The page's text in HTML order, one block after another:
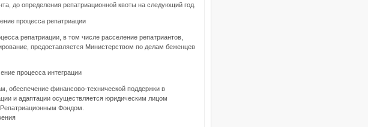
до определения репатриационной квоты на следующий год.
процесса репатриации
репатриации, в том числе расселение репатриантов,
предоставляется Министерством по делам беженцев
процесса интеграции
обеспечение финансово-технической поддержки в
и адаптации осуществляется юридическим лицом
Фондом.